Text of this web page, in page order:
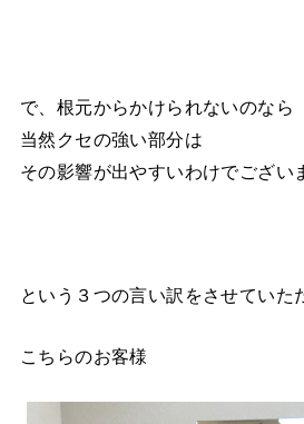
で、根元からかけられないのなら
当然クセの強い部分は
その影響が出やすいわけでござい
という３つの言い訳をさせていた
こちらのお客様